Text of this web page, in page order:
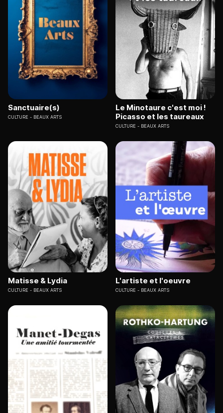
Sanctuaire(s)
CULTURE BEAUX ARTS
Le Minotaure c'est moi !
Picasso et les taureaux
CULTURE BEAUX ARTS
Matisse & Lydia
CULTURE BEAUX ARTS
L'artiste et l'oeuvre
CULTURE BEAUX ARTS